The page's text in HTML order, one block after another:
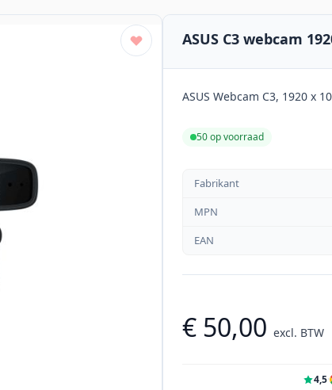
ASUS C3 webcam
ASUS Webcam C3, 1920 x
50 op voorraad
Fabrikant
MPN
EAN
€ 50,00 excl. BTW
4,5·